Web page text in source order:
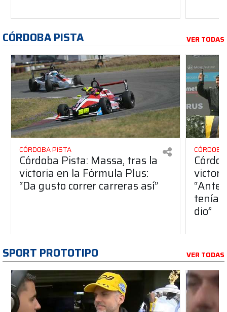
CÓRDOBA PISTA VER TODAS
CÓRDOBA PISTA
Córdoba Pista: Massa, tras la
victoria en la Fórmula Plus:
“Da gusto correr carreras así”
dio”
SPORT PROTOTIPO VER TODAS